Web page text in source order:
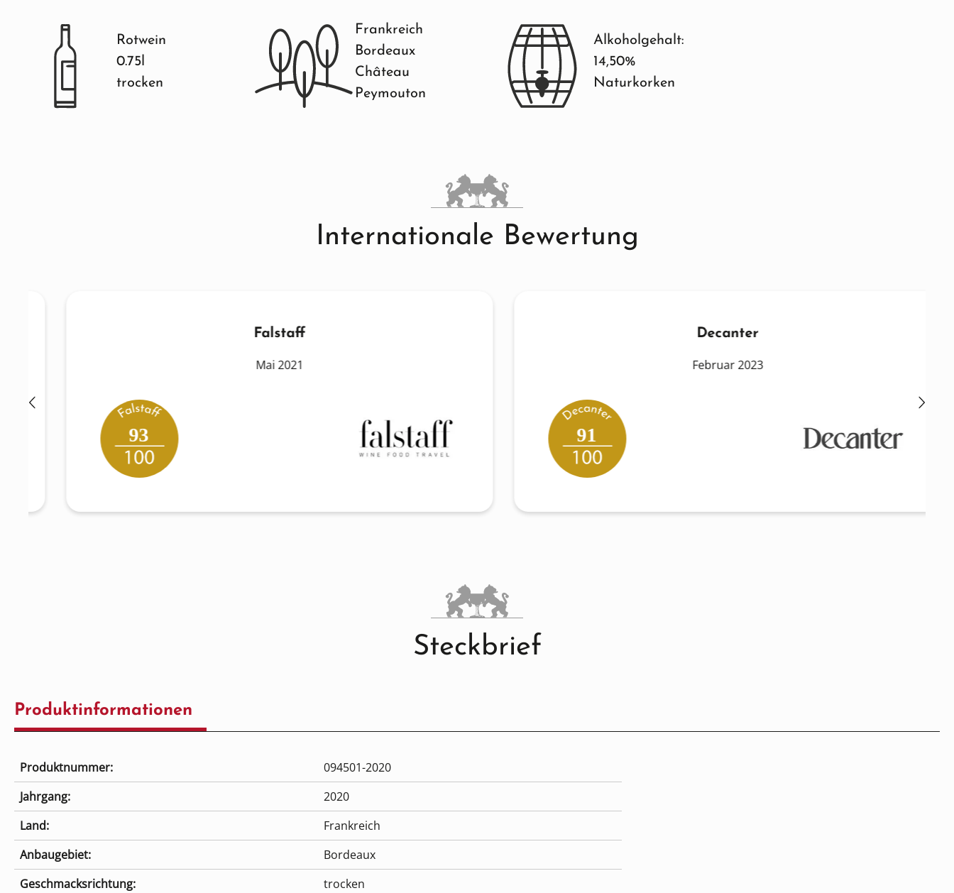
Rotwein
0.75l
trocken
Frankreich
Bordeaux
Château
Peymouton
Alkoholgehalt:
14,50%
Naturkorken
Internationale Bewertung
Falstaff
Mai 2021
93
Decanter
Februar 2023
91
Steckbrief
Produktinformationen
Produktnummer: 094501-2020
Land:
Frankreich
Anbaugebiet:
Bordeaux
Jahrgang: 2020
Geschmacksrichtung:
trocken